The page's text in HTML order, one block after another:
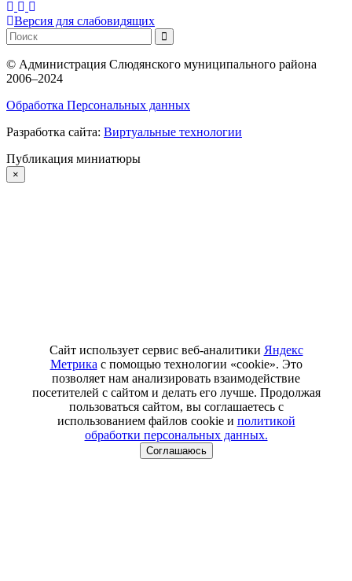
Версия для слабовидящих
© Администрация Слюдянского муниципального района
2006–2024
Обработка Персональных данных
Разработка сайта: Виртуальные технологии
Публикация миниатюры
×
Сайт использует сервис веб-аналитики Яндекс
Метрика с помощью технологии «cookie». Это
позволяет нам анализировать взаимодействие
посетителей с сайтом и делать его лучше. Продолжая
пользоваться сайтом, вы соглашаетесь с
использованием файлов cookie и политикой
обработки персональных данных.
Соглашаюсь